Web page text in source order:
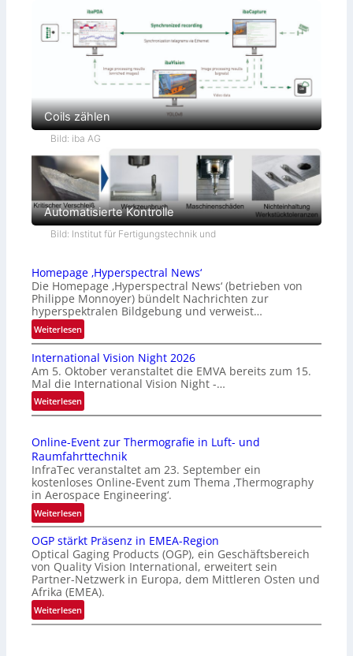
Coils zählen
Bild: iba AG
Automatisierte Kontrolle
Bild: Institut für Fertigungstechnik und
Homepage ‚Hyperspectral News‘
Die Homepage ‚Hyperspectral News‘ (betrieben von
Philippe Monnoyer) bündelt Nachrichten zur
hyperspektralen Bildgebung und verweist…
Weiterlesen:
H
o
m
e
p
a
e
‚
H
y
p
e
r
s
p
e
c
t
r
International Vision Night 2026
Am 5. Oktober veranstaltet die EMVA bereits zum 15.
Mal die International Vision Night -…
Weiterlesen:
I
t
e
r
n
a
t
o
n
a
l
V
i
Online-Event zur Thermografie in Luft- und
Raumfahrttechnik
InfraTec veranstaltet am 23. September ein
kostenloses Online-Event zum Thema ‚Thermography
in Aerospace Engineering‘.
Weiterlesen:
O
n
l
i
n
e
-
OGP stärkt Präsenz in EMEA-Region
Optical Gaging Products (OGP), ein Geschäftsbereich
von Quality Vision International, erweitert sein
Partner-Netzwerk in Europa, dem Mittleren Osten und
Afrika (EMEA).
Weiterlesen:
O